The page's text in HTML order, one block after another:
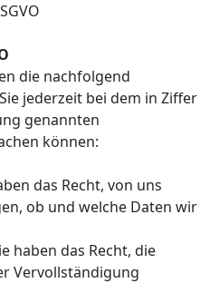
die nachfolgend
jederzeit bei dem in Ziffer
genannten
können:
das Recht, von uns
ob und welche Daten wir
haben das Recht, die
Vervollständigung